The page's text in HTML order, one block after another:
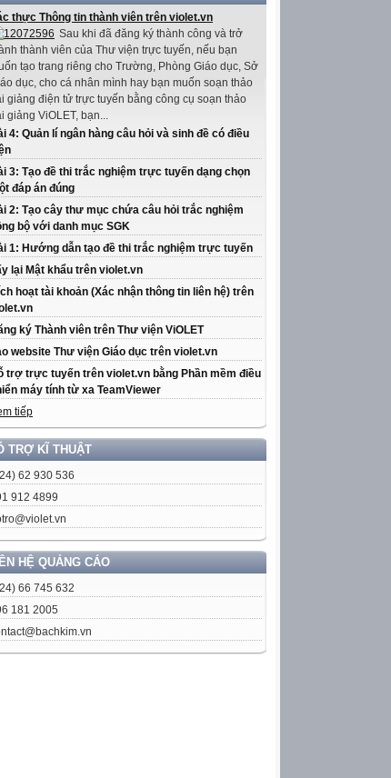
thực Thông tin thành viên trên violet.vn
Sau khi đã đăng ký thành công và trở
thành viên của Thư viện trực tuyến, nếu bạn
tạo trang riêng cho Trường, Phòng Giáo dục, Sở
dục, cho cá nhân mình hay bạn muốn soạn thảo
giảng điện tử trực tuyến bằng công cụ soạn thảo
giảng ViOLET, bạn...
4: Quản lí ngân hàng câu hỏi và sinh đề có điều
3: Tạo đề thi trắc nghiệm trực tuyến dạng chọn
đáp án đúng
2: Tạo cây thư mục chứa câu hỏi trắc nghiệm
bộ với danh mục SGK
1: Hướng dẫn tạo đề thi trắc nghiệm trực tuyến
lại Mật khẩu trên violet.vn
hoạt tài khoản (Xác nhận thông tin liên hệ) trên
ký Thành viên trên Thư viện ViOLET
website Thư viện Giáo dục trên violet.vn
trợ trực tuyến trên violet.vn bằng Phần mềm điều
máy tính từ xa TeamViewer
tiếp
TRỢ KĨ THUẬT
62 930 536
912 4899
HỆ QUẢNG CÁO
66 745 632
181 2005